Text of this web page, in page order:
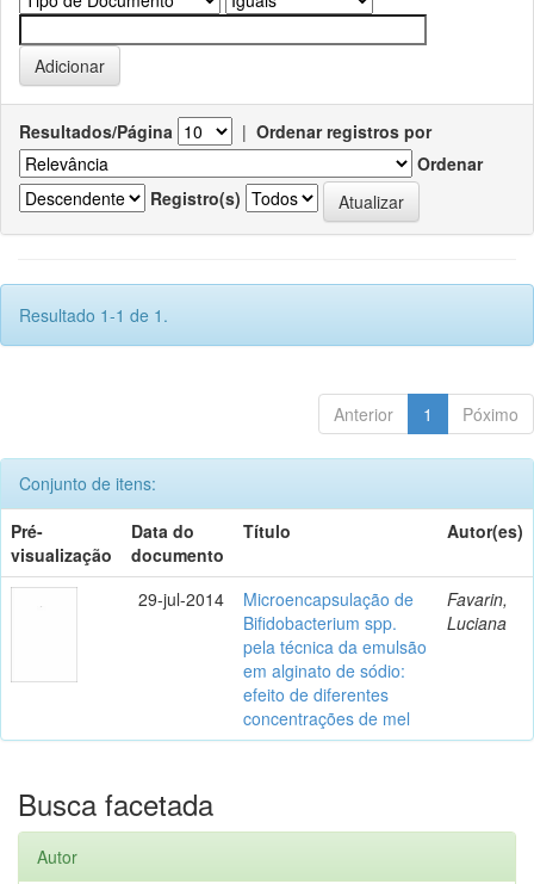
Resultados/Página | Ordenar registros por
Ordenar
Registro(s)
Resultado 1-1 de 1.
Anterior 1 Póximo
Conjunto de itens:
Pré-
visualização
Data do
documento
Título Autor(es)
29-jul-2014
Microencapsulação de
Bifidobacterium spp.
pela técnica da emulsão
em alginato de sódio:
efeito de diferentes
concentrações de mel
Favarin,
Luciana
Busca facetada
Autor